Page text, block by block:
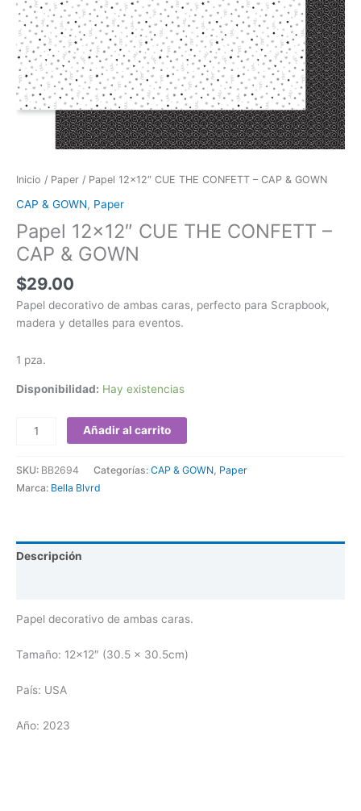
Inicio / Paper / Papel 12×12″ CUE THE CONFETT – CAP & GOWN
CAP & GOWN, Paper
Papel 12×12″ CUE THE CONFETT –
CAP & GOWN
$29.00
Papel decorativo de ambas caras, perfecto para Scrapbook,
madera y detalles para eventos.
1 pza.
Disponibilidad: Hay existencias
Añadir al carrito
SKU: BB2694 Categorías: CAP & GOWN, Paper
Marca: Bella Blvrd
Descripción
Papel decorativo de ambas caras.
Tamaño: 12×12″ (30.5 x 30.5cm)
País: USA
Año: 2023